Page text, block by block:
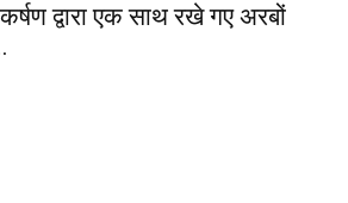
द्वारा एक साथ रखे गए अरबों